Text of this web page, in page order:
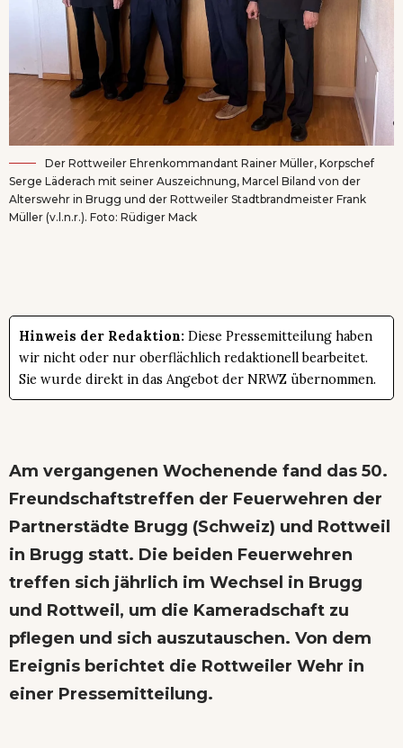
Der Rottweiler Ehrenkommandant Rainer Müller, Korpschef
Serge Läderach mit seiner Auszeichnung, Marcel Biland von der
Alterswehr in Brugg und der Rottweiler Stadtbrandmeister Frank
Müller (v.l.n.r.). Foto: Rüdiger Mack
Hinweis der Redaktion: Diese Pressemitteilung haben
wir nicht oder nur oberflächlich redaktionell bearbeitet.
Sie wurde direkt in das Angebot der NRWZ übernommen.
Am vergangenen Wochenende fand das 50.
Freundschaftstreffen der Feuerwehren der
Partnerstädte Brugg (Schweiz) und Rottweil
in Brugg statt. Die beiden Feuerwehren
treffen sich jährlich im Wechsel in Brugg
und Rottweil, um die Kameradschaft zu
pflegen und sich auszutauschen. Von dem
Ereignis berichtet die Rottweiler Wehr in
einer Pressemitteilung.